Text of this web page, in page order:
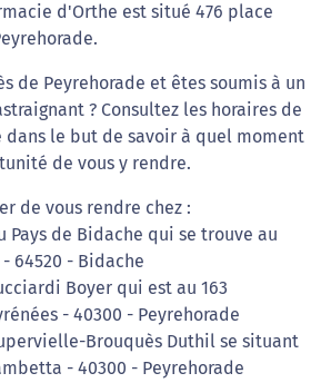
d'Orthe est situé 476 place
de Peyrehorade et êtes soumis à un
? Consultez les horaires de
dans le but de savoir à quel moment
de vous y rendre.
de vous rendre chez :
Pays de Bidache qui se trouve au
64520 - Bidache
Boyer qui est au 163
- 40300 - Peyrehorade
Brouquès Duthil se situant
- 40300 - Peyrehorade